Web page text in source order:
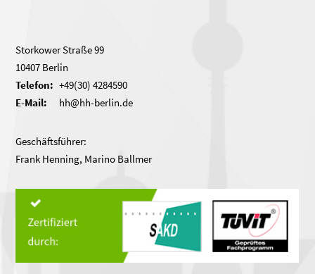
Storkower Straße 99
10407 Berlin
Telefon: +49(30) 4284590
E-Mail:
hh@hh-berlin.de
Geschäftsführer:
Frank Henning, Marino Ballmer